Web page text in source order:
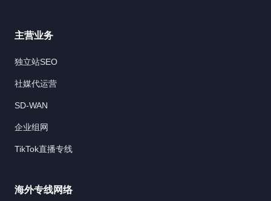
主营业务
独立站SEO
社媒代运营
SD-WAN
企业组网
TikTok直播专线
海外专线网络